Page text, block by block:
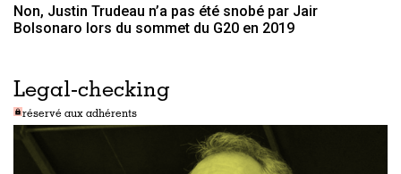
Non, Justin Trudeau n’a pas été snobé par Jair
Bolsonaro lors du sommet du G20 en 2019
Legal-checking
réservé aux adhérents